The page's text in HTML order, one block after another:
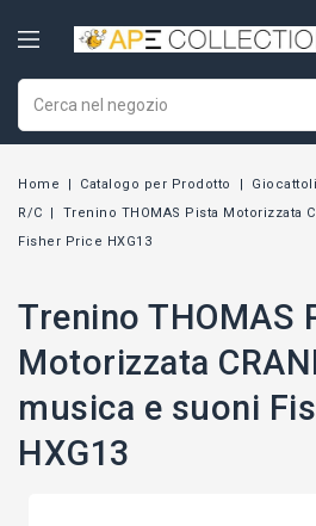
Home Catalogo per Prodotto Giocattoli
R/C
Trenino THOMAS Pista Motorizzata
Fisher Price HXG13
Trenino THOMAS
Motorizzata
musica e suoni
HXG13